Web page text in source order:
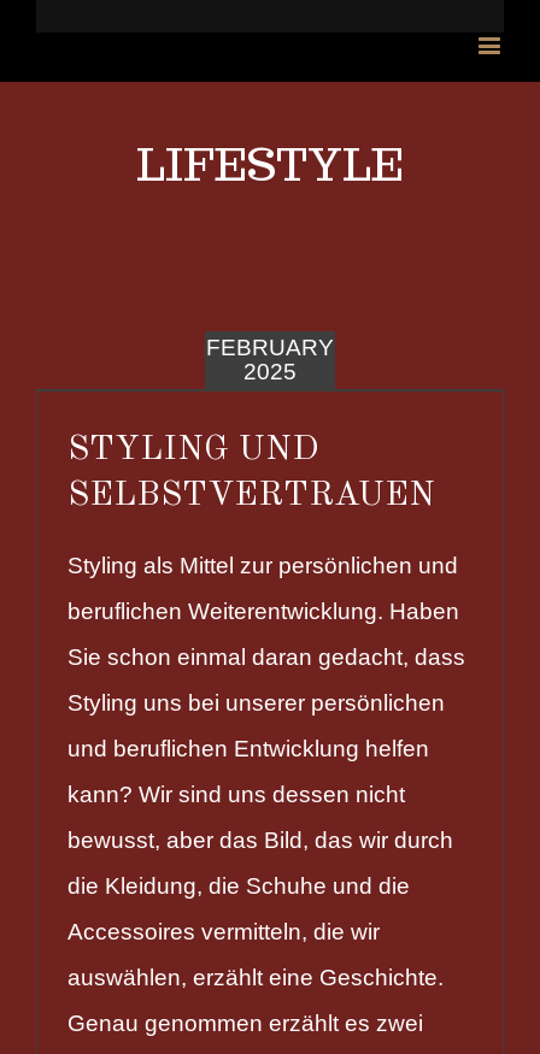
LIFESTYLE
FEBRUARY
2025
STYLING UND
SELBSTVERTRAUEN
Styling als Mittel zur persönlichen und
beruflichen Weiterentwicklung. Haben
Sie schon einmal daran gedacht, dass
Styling uns bei unserer persönlichen
und beruflichen Entwicklung helfen
kann? Wir sind uns dessen nicht
bewusst, aber das Bild, das wir durch
die Kleidung, die Schuhe und die
Accessoires vermitteln, die wir
auswählen, erzählt eine Geschichte.
Genau genommen erzählt es zwei